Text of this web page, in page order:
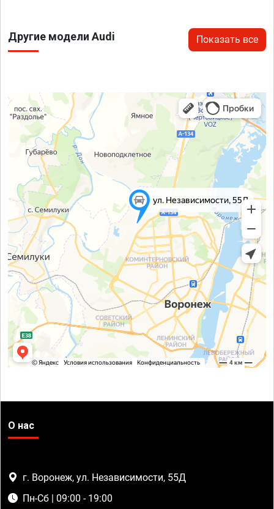
Другие модели Audi Показать все
О нас
г. Воронеж, ул. Независимости, 55Д
Пн-Сб | 09:00 - 19:00